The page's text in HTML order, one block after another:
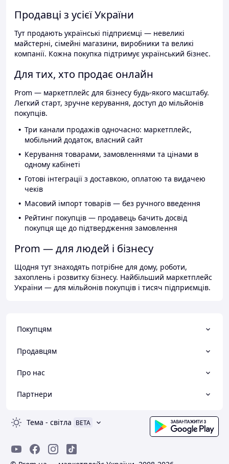
Продавці з усієї України
Тут продають українські підприємці — невеликі
майстерні, сімейні магазини, виробники та великі
компанії. Кожна покупка підтримує український бізнес.
Для тих, хто продає онлайн
Prom — маркетплейс для бізнесу будь-якого масштабу.
Легкий старт, зручне керування, доступ до мільйонів
покупців.
Три канали продажів одночасно: маркетплейс,
мобільний додаток, власний сайт
Керування товарами, замовленнями та цінами в
одному кабінеті
Готові інтеграції з доставкою, оплатою та видачею
чеків
Масовий імпорт товарів — без ручного введення
Рейтинг покупців — продавець бачить досвід
покупця ще до підтвердження замовлення
Prom — для людей і бізнесу
Щодня тут знаходять потрібне для дому, роботи,
захоплень і розвитку бізнесу. Найбільший маркетплейс
України — для мільйонів покупців і тисяч підприємців.
Покупцям
Продавцям
Про нас
Партнери
Тема - світла BETA